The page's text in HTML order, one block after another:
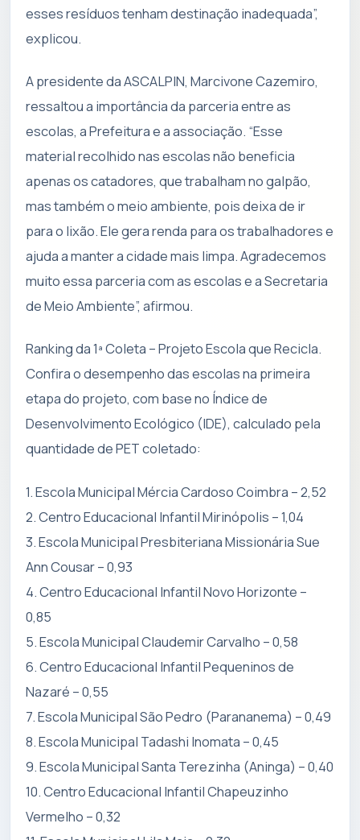
esses resíduos tenham destinação inadequada”,
explicou.
A presidente da ASCALPIN, Marcivone Cazemiro,
ressaltou a importância da parceria entre as
escolas, a Prefeitura e a associação. “Esse
material recolhido nas escolas não beneficia
apenas os catadores, que trabalham no galpão,
mas também o meio ambiente, pois deixa de ir
para o lixão. Ele gera renda para os trabalhadores e
ajuda a manter a cidade mais limpa. Agradecemos
muito essa parceria com as escolas e a Secretaria
de Meio Ambiente”, afirmou.
Ranking da 1ª Coleta – Projeto Escola que Recicla.
Confira o desempenho das escolas na primeira
etapa do projeto, com base no Índice de
Desenvolvimento Ecológico (IDE), calculado pela
quantidade de PET coletado:
1. Escola Municipal Mércia Cardoso Coimbra – 2,52
2. Centro Educacional Infantil Mirinópolis – 1,04
3. ⁠Escola Municipal Presbiteriana Missionária Sue
Ann Cousar – 0,93
4. Centro Educacional Infantil Novo Horizonte –
0,85
5. Escola Municipal Claudemir Carvalho – 0,58
6. Centro Educacional Infantil Pequeninos de
Nazaré – 0,55
7. Escola Municipal São Pedro (Parananema) – 0,49
8. Escola Municipal Tadashi Inomata – 0,45
9. Escola Municipal Santa Terezinha (Aninga) – 0,40
⁠10. Centro Educacional Infantil Chapeuzinho
Vermelho – 0,32